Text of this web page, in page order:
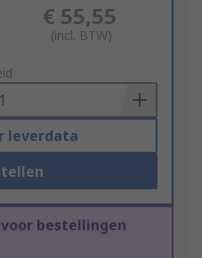
€ 55,55
(incl. BTW)
leverdata
voor bestellingen